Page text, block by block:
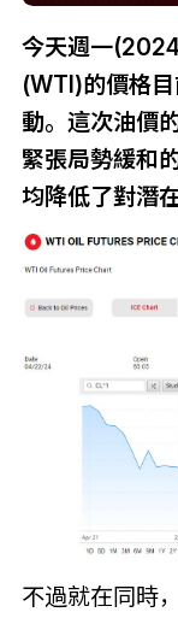
今天週一
(WTI)的價格
動。這次油價
緊張局勢緩和
均降低了對潛
不過就在同時